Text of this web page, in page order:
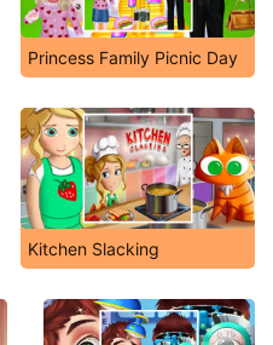
Princess Family Picnic Day
Kitchen Slacking